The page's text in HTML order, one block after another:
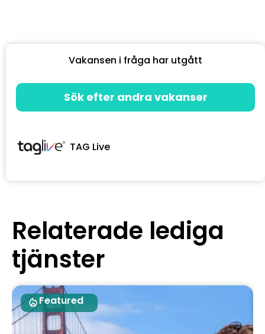
Vakansen i fråga har utgått
Sök efter andra vakanser
TAG Live
Relaterade lediga
tjänster
Featured